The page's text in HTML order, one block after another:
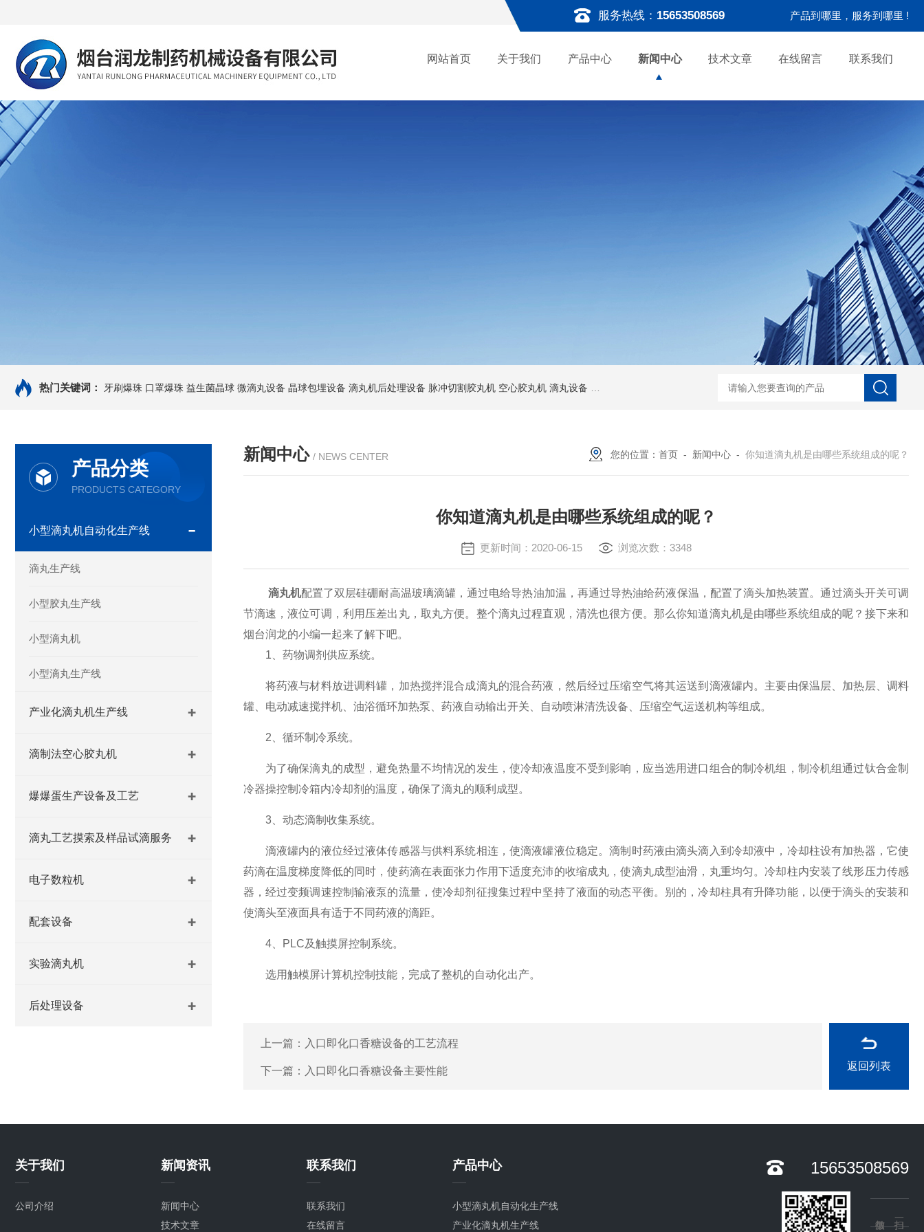
服务热线： 15653508569 产品到哪里，服务到哪里 !
网站首页 关于我们 产品中心 新闻中心 技术文章 在线留言 联系我们
热门关键词： 牙刷爆珠 口罩爆珠 益生菌晶球 微滴丸设备 晶球包埋设备 滴丸机后处理设备 脉冲切割胶丸机 空心胶丸机 滴丸设备 爆爆蛋生产线 全自动滴丸机厂家 DWJ-S1系列实验
产品分类
PRODUCTS CATEGORY
小型滴丸机自动化生产线
滴丸生产线
小型胶丸生产线
小型滴丸机
小型滴丸生产线
产业化滴丸机生产线
滴制法空心胶丸机
爆爆蛋生产设备及工艺
滴丸工艺摸索及样品试滴服务
电子数粒机
配套设备
实验滴丸机
后处理设备
新闻中心 / NEWS CENTER 您的位置： 首页 - 新闻中心 - 你知道滴丸机是由哪些系统组成的呢？
你知道滴丸机是由哪些系统组成的呢？
更新时间：2020-06-15 浏览次数：3348
滴丸机配置了双层硅硼耐高温玻璃滴罐，通过电给导热油加温，再通过导热油给药液保温，配置了滴头加热装置。通过滴头开关可调
节滴速，液位可调，利用压差出丸，取丸方便。整个滴丸过程直观，清洗也很方便。那么你知道滴丸机是由哪些系统组成的呢？接下来和
烟台润龙的小编一起来了解下吧。
1、药物调剂供应系统。
将药液与材料放进调料罐，加热搅拌混合成滴丸的混合药液，然后经过压缩空气将其运送到滴液罐内。主要由保温层、加热层、调料
罐、电动减速搅拌机、油浴循环加热泵、药液自动输出开关、自动喷淋清洗设备、压缩空气运送机构等组成。
2、循环制冷系统。
为了确保滴丸的成型，避免热量不均情况的发生，使冷却液温度不受到影响，应当选用进口组合的制冷机组，制冷机组通过钛合金制
冷器操控制冷箱内冷却剂的温度，确保了滴丸的顺利成型。
3、动态滴制收集系统。
滴液罐内的液位经过液体传感器与供料系统相连，使滴液罐液位稳定。滴制时药液由滴头滴入到冷却液中，冷却柱设有加热器，它使
药滴在温度梯度降低的同时，使药滴在表面张力作用下适度充沛的收缩成丸，使滴丸成型油滑，丸重均匀。冷却柱内安装了线形压力传感
器，经过变频调速控制输液泵的流量，使冷却剂征搜集过程中坚持了液面的动态平衡。别的，冷却柱具有升降功能，以便于滴头的安装和
使滴头至液面具有适于不同药液的滴距。
4、PLC及触摸屏控制系统。
选用触模屏计算机控制技能，完成了整机的自动化出产。
上一篇： 入口即化口香糖设备的工艺流程
下一篇： 入口即化口香糖设备主要性能 返回列表
关于我们
公司介绍
新闻资讯
新闻中心
技术文章
联系我们
联系我们
在线留言
产品中心
小型滴丸机自动化生产线
产业化滴丸机生产线
15653508569